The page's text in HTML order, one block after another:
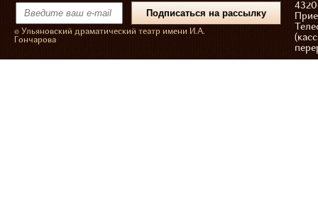
© Ульяновский драматический театр имени И.А.
Гончарова